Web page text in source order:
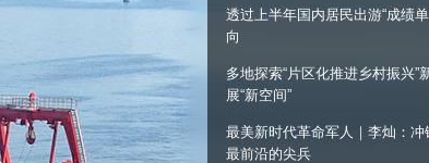
网球 综合体育
道路
健康 乐龄 阅读 艺术 汽车 数智 5G 产业+
透过上半年国内居民出游“成绩
向
多地探索“片区化推进乡村振兴”
展“新空间”
最美新时代革命军人｜李灿：冲
最前沿的尖兵